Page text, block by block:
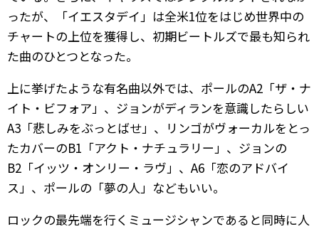
ったが、「イエスタデイ」は全米1位をはじめ世界中の
チャートの上位を獲得し、初期ビートルズで最も知られ
た曲のひとつとなった。
上に挙げたような有名曲以外では、ポールのA2「ザ・ナ
イト・ビフォア」、ジョンがディランを意識したらしい
A3「悲しみをぶっとばせ」、リンゴがヴォーカルをとっ
たカバーのB1「アクト・ナチュラリー」、ジョンの
B2「イッツ・オンリー・ラヴ」、A6「恋のアドバイ
ス」、ポールの「夢の人」などもいい。
ロックの最先端を行くミュージシャンであると同時に人